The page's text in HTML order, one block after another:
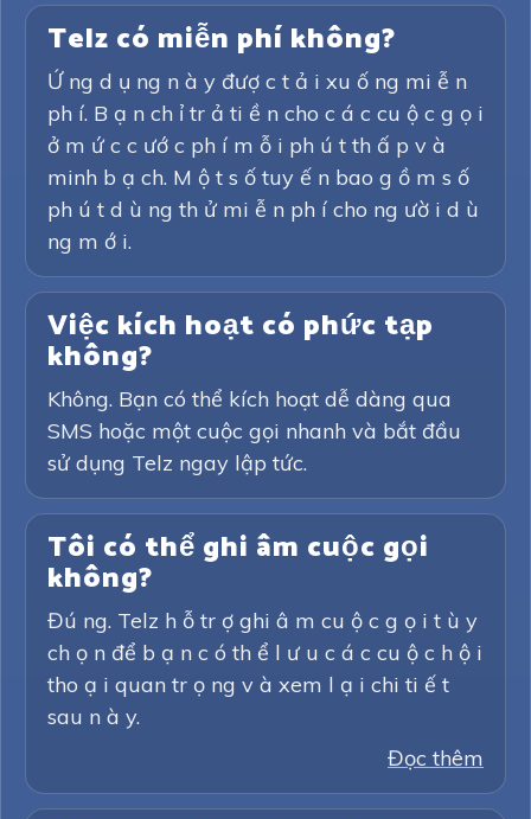
Telz có miễn phí không?
Ứ ng d ụ ng n à y đượ c t ả i xu ố ng mi ễ n
ph í. B ạ n ch ỉ tr ả ti ề n cho c á c cu ộ c g ọ i
ở m ứ c c ướ c ph í m ỗ i ph ú t th ấ p v à
minh b ạ ch. M ộ t s ố tuy ế n bao g ồ m s ố
ph ú t d ù ng th ử mi ễ n ph í cho ng ườ i d ù
ng m ớ i.
Việc kích hoạt có phức tạp
không?
Không. Bạn có thể kích hoạt dễ dàng qua
SMS hoặc một cuộc gọi nhanh và bắt đầu
sử dụng Telz ngay lập tức.
Tôi có thể ghi âm cuộc gọi
không?
Đú ng. Telz h ỗ tr ợ ghi â m cu ộ c g ọ i t ù y
ch ọ n để b ạ n c ó th ể l ư u c á c cu ộ c h ộ i
tho ạ i quan tr ọ ng v à xem l ạ i chi ti ế t
sau n à y.
Đọc thêm